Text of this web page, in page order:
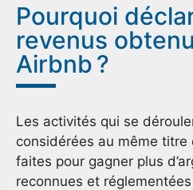
Pourquoi
revenus
Airbnb ?
Les activités qui se
considérées au même titre
faites pour gagner plus
reconnues et